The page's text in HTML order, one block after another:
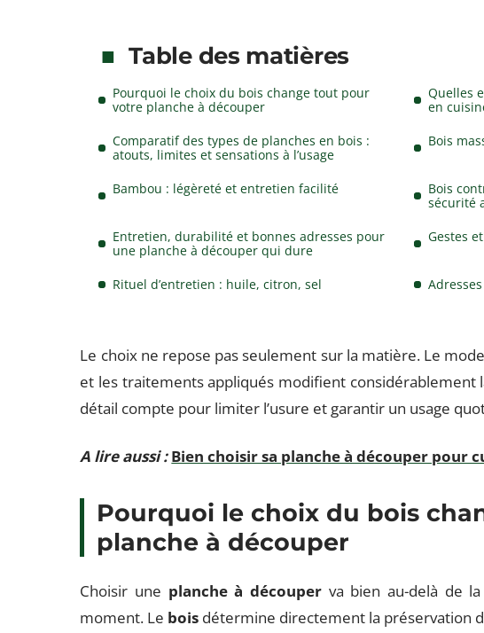
Table des matières
Pourquoi le choix du bois change tout pour
votre planche à découper
Quelles
en
Comparatif des types de planches en bois :
atouts, limites et sensations à l’usage
Bois
Bambou : légèreté et entretien facilité
Bois
sécurité
Entretien, durabilité et bonnes adresses pour
une planche à découper qui dure
Gestes
Rituel d’entretien : huile, citron, sel
Le choix ne repose pas seulement sur la matière. Le
et les traitements appliqués modifient considérablement
détail compte pour limiter l’usure et garantir un usage
A lire aussi : Bien choisir sa planche à découper pour
Pourquoi le choix du bois
planche à découper
Choisir une planche à découper va bien au-delà de
moment. Le bois détermine directement la préservation